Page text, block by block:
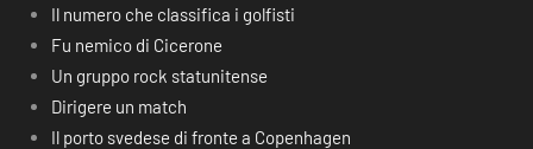
Il numero che classifica i golfisti
Fu nemico di Cicerone
Un gruppo rock statunitense
Dirigere un match
Il porto svedese di fronte a Copenhagen